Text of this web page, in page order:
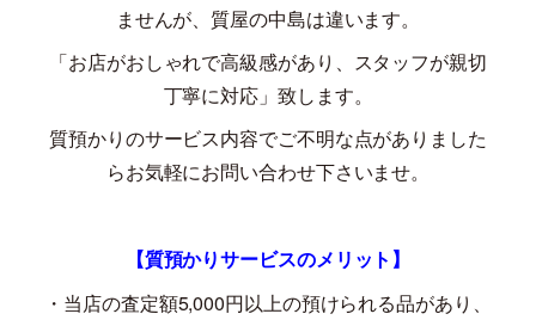
ませんが、質屋の中島は違います。
「お店がおしゃれで高級感があり、スタッフが親切
丁寧に対応」致します。
質預かりのサービス内容でご不明な点がありました
らお気軽にお問い合わせ下さいませ。
【質預かりサービスのメリット】
・当店の査定額5,000円以上の預けられる品があり、